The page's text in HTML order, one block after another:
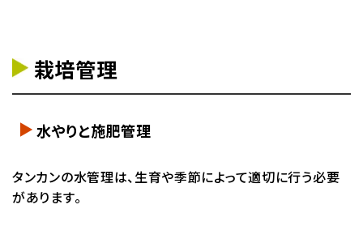
栽培管理
水やりと施肥管理
タンカンの水管理は、生育や季節によって適切に行う必要
があります。